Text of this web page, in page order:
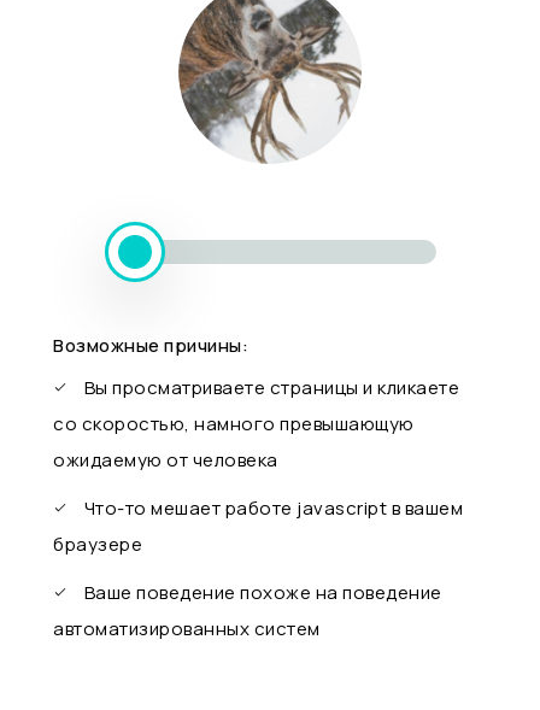
Возможные причины:
Вы просматриваете страницы и кликаете
со скоростью, намного превышающую
ожидаемую от человека
Что-то мешает работе javascript в вашем
браузере
Ваше поведение похоже на поведение
автоматизированных систем